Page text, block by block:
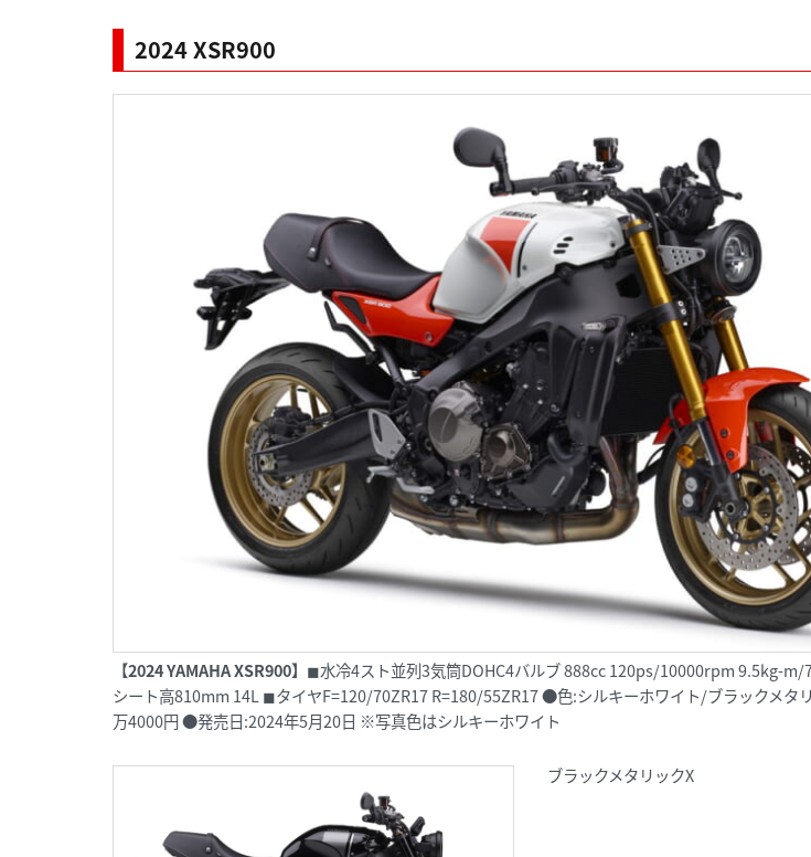
2024 XSR900
【2024 YAMAHA XSR900】 ◼︎水冷4スト並列3気筒DOHC4バルブ 888cc 120ps/10000rpm 9.5kg-
シート高810mm 14L ◼︎タイヤF=120/70ZR17 R=180/55ZR17 ●色:シルキーホワイト/ブラックメタ
万4000円 ●発売日:2024年5月20日 ※写真色はシルキーホワイト
ブラックメタリックX